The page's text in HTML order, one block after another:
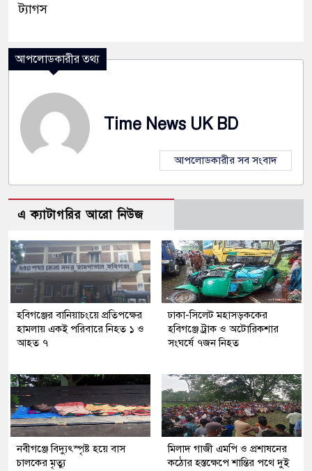
ট্যাগস
আপলোডকারীর তথ্য
Time News UK BD
আপলোডকারীর সব সংবাদ
এ ক্যাটাগরির আরো নিউজ
হবিগঞ্জের বানিয়াচংয়ে প্রতিপক্ষের
হামলায় একই পরিবারে নিহত ১ ও
আহত ৭
ঢাকা-সিলেট মহাসড়ককের
হবিগঞ্জে ট্রাক ও অটোরিকশার
সংঘর্ষে ৭জন নিহত
নবীগঞ্জে বিদ্যুৎস্পৃষ্ট হয়ে বাস
চালকের মৃত্যু
মিলাদ গাজী এমপি ও প্রশাষনের
কঠোর হস্তক্ষেপে শান্তির পথে দুই